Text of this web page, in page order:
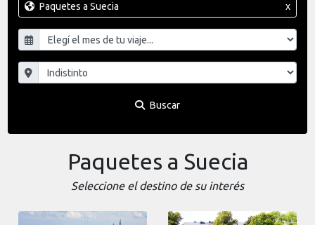
Paquetes a Suecia x
Buscar
Paquetes a Suecia
Seleccione el destino de su interés